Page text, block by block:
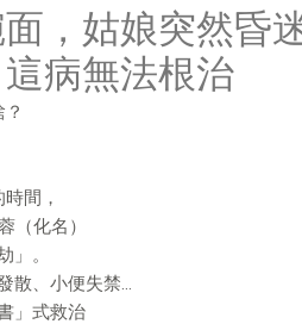
，姑娘突然昏
病無法根治
間，
（化名）
」。
散、小便失禁…
」式救治